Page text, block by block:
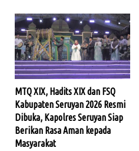
MTQ XIX, Hadits XIX dan FSQ
Kabupaten Seruyan 2026 Resmi
Dibuka, Kapolres Seruyan Siap
Berikan Rasa Aman kepada
Masyarakat